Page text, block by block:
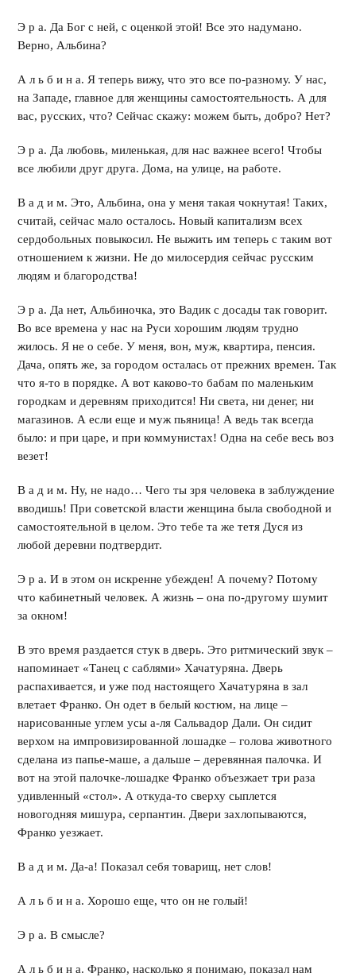
Э р а. Да Бог с ней, с оценкой этой! Все это надумано.
Верно, Альбина?
А л ь б и н а. Я теперь вижу, что это все по-разному. У нас,
на Западе, главное для женщины самостоятельность. А для
вас, русских, что? Сейчас скажу: можем быть, добро? Нет?
Э р а. Да любовь, миленькая, для нас важнее всего! Чтобы
все любили друг друга. Дома, на улице, на работе.
В а д и м. Это, Альбина, она у меня такая чокнутая! Таких,
считай, сейчас мало осталось. Новый капитализм всех
сердобольных повыкосил. Не выжить им теперь с таким вот
отношением к жизни. Не до милосердия сейчас русским
людям и благородства!
Э р а. Да нет, Альбиночка, это Вадик с досады так говорит.
Во все времена у нас на Руси хорошим людям трудно
жилось. Я не о себе. У меня, вон, муж, квартира, пенсия.
Дача, опять же, за городом осталась от прежних времен. Так
что я-то в порядке. А вот каково-то бабам по маленьким
городкам и деревням приходится! Ни света, ни денег, ни
магазинов. А если еще и муж пьяница! А ведь так всегда
было: и при царе, и при коммунистах! Одна на себе весь воз
везет!
В а д и м. Ну, не надо… Чего ты зря человека в заблуждение
вводишь! При советской власти женщина была свободной и
самостоятельной в целом. Это тебе та же тетя Дуся из
любой деревни подтвердит.
Э р а. И в этом он искренне убежден! А почему? Потому
что кабинетный человек. А жизнь – она по-другому шумит
за окном!
В это время раздается стук в дверь. Это ритмический звук –
напоминает «Танец с саблями» Хачатуряна. Дверь
распахивается, и уже под настоящего Хачатуряна в зал
влетает Франко. Он одет в белый костюм, на лице –
нарисованные углем усы а-ля Сальвадор Дали. Он сидит
верхом на импровизированной лошадке – голова животного
сделана из папье-маше, а дальше – деревянная палочка. И
вот на этой палочке-лошадке Франко объезжает три раза
удивленный «стол». А откуда-то сверху сыплется
новогодняя мишура, серпантин. Двери захлопываются,
Франко уезжает.
В а д и м. Да-а! Показал себя товарищ, нет слов!
А л ь б и н а. Хорошо еще, что он не голый!
Э р а. В смысле?
А л ь б и н а. Франко, насколько я понимаю, показал нам